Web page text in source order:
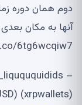
دوم همان دوره
آنها به مکان
6tg6wcqiw7
(xrpwallets)